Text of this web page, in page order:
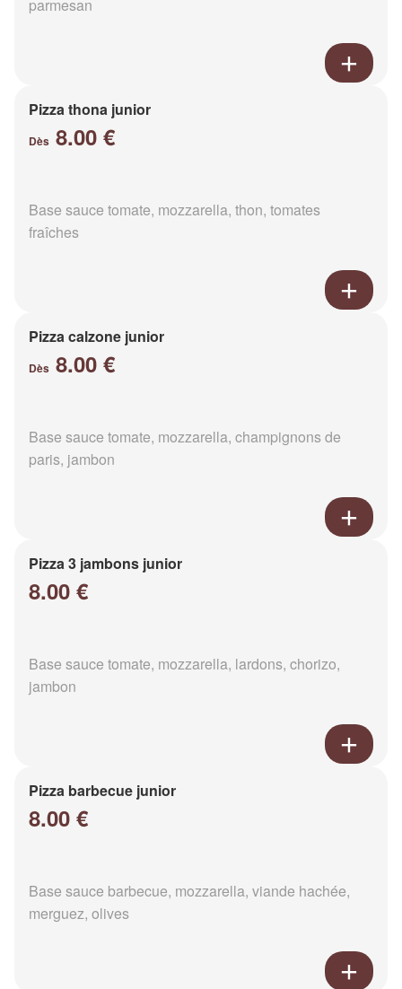
parmesan
Pizza thona junior
Dès 8.00 €
Base sauce tomate, mozzarella, thon, tomates
fraîches
Pizza calzone junior
Dès 8.00 €
Base sauce tomate, mozzarella, champignons de
paris, jambon
Pizza 3 jambons junior
8.00 €
Base sauce tomate, mozzarella, lardons, chorizo,
jambon
Pizza barbecue junior
8.00 €
Base sauce barbecue, mozzarella, viande hachée,
merguez, olives